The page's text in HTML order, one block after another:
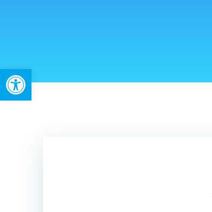
Open toolbar